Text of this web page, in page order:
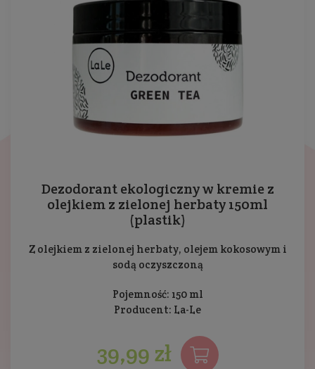
Dezodorant ekologiczny w kremie z
olejkiem z zielonej herbaty 150ml
(plastik)
Z olejkiem z zielonej herbaty, olejem kokosowym i
sodą oczyszczoną
Pojemność: 150 ml
Producent: La-Le
39,99 zł